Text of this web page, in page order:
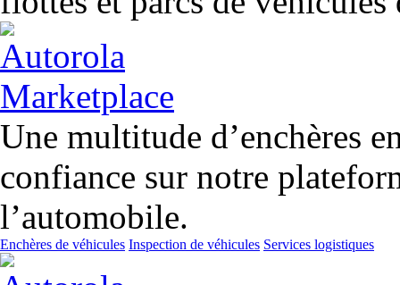
Une multitude d’enchères
confiance sur notre
l’automobile.
Enchères de véhicules Inspection de véhicules Services logistiques